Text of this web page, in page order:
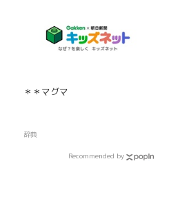
＊＊マグマ
辞典
Recommended by